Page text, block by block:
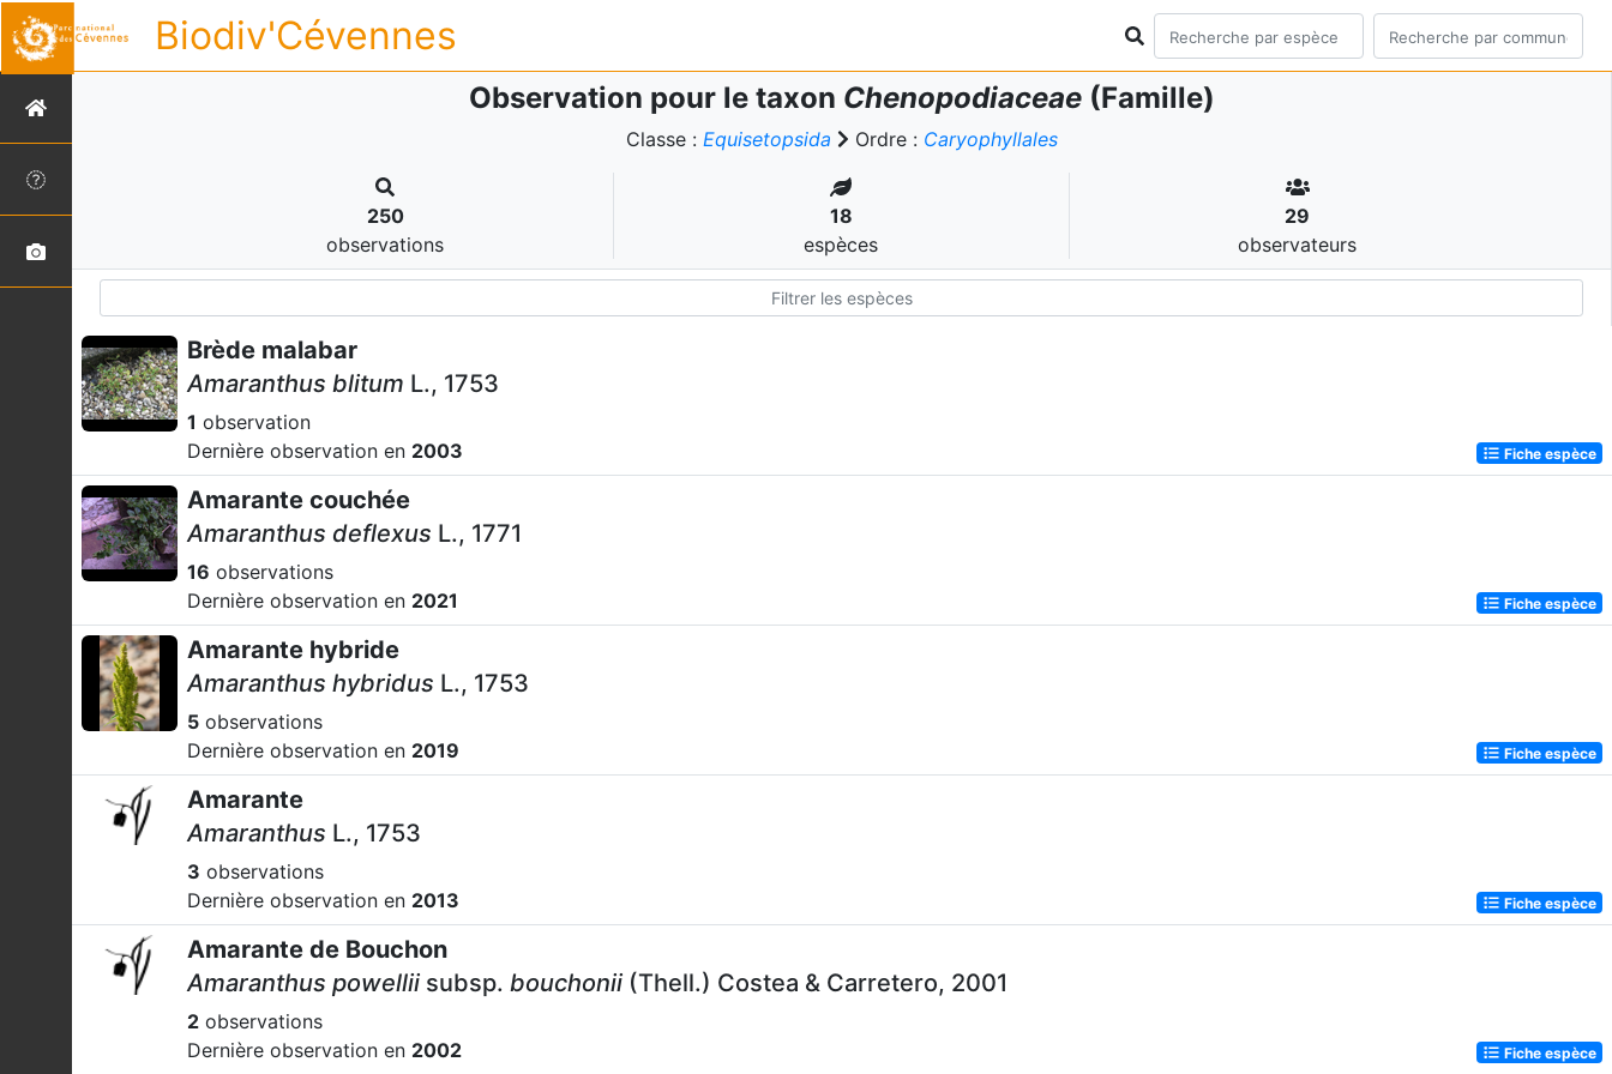
Biodiv'Cévennes
Observation pour le taxon Chenopodiaceae(Famille)
Classe : Equisetopsida Ordre : Caryophyllales
250
observations
18
espèces
29
observateurs
Brède malabar
Amaranthus blitum L., 1753
1 observation
Dernière observation en 2003 Fiche espèce
Amarante couchée
Amaranthus deflexus L., 1771
16 observations
Dernière observation en 2021 Fiche espèce
Amarante hybride
Amaranthus hybridus L., 1753
5 observations
Dernière observation en 2019 Fiche espèce
Amarante
Amaranthus L., 1753
3 observations
Dernière observation en 2013 Fiche espèce
Amarante de Bouchon
Amaranthus powellii subsp. bouchonii (Thell.) Costea & Carretero, 2001
2 observations
Dernière observation en 2002 Fiche espèce